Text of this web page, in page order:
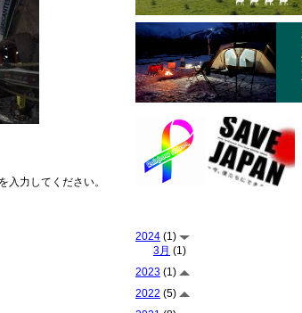
入力してください。
2024 (1)
3月 (1)
2023 (1)
2022 (5)